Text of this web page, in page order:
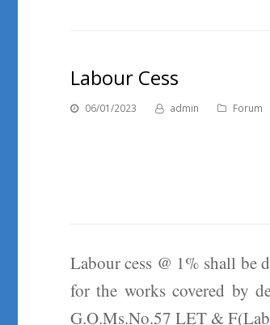
Labour Cess
06/01/2023 admin Forum
Labour cess @ 1% shall be
for the works covered by
G.O.Ms.No.57 LET &